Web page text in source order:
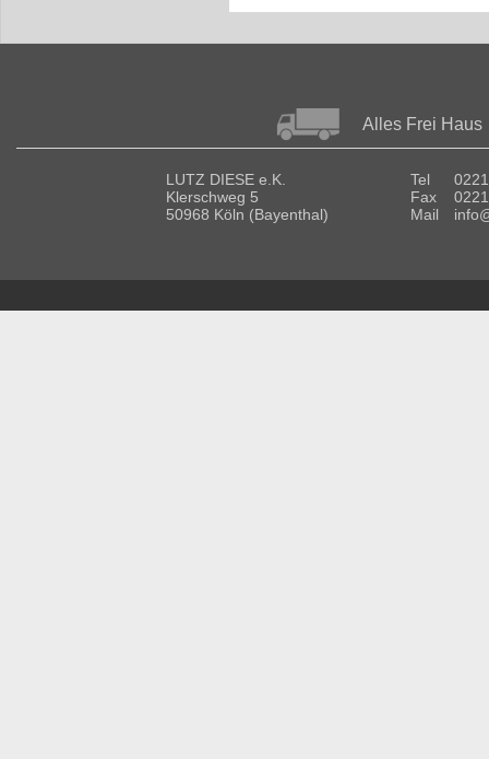
Alles Frei Haus
LUTZ DIESE e.K.
Klerschweg 5
50968 Köln (Bayenthal)
Tel
Fax
Mail